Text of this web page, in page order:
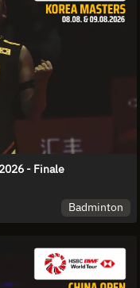
- Finale
Badminton